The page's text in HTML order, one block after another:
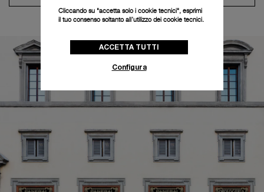
Cliccando su "accetta solo i cookie tecnici", esprimi
il tuo consenso soltanto all’utilizzo dei cookie tecnici.
ACCETTA TUTTI
Configura